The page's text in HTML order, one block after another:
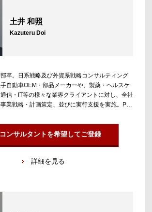
土井 和照
Kazuteru Doi
卒。日系戦略及び外資系戦略コンサルティング
自動車OEM・部品メーカーや、製薬・ヘルスケ
信・IT等の様々な業界クライアントに対し、全社
業戦略・計画策定、並びに実行支援を実施。PE
再生案件にも複数従事。コンサルティングファー
界内外で活躍する人材を長期的に応援したい想い
キャリアコンサルティングに参画。
験を元にしたキャリア支援に強みを持つ。
ンサルタントを希望してご登録
詳細を見る